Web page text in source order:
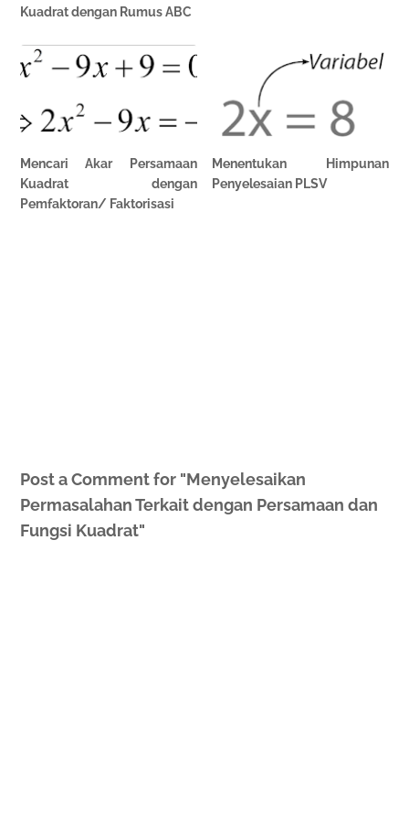
Kuadrat dengan Rumus ABC
Mencari Akar Persamaan
Kuadrat dengan
Pemfaktoran/ Faktorisasi
Menentukan Himpunan
Penyelesaian PLSV
Post a Comment for "Menyelesaikan
Permasalahan Terkait dengan Persamaan dan
Fungsi Kuadrat"